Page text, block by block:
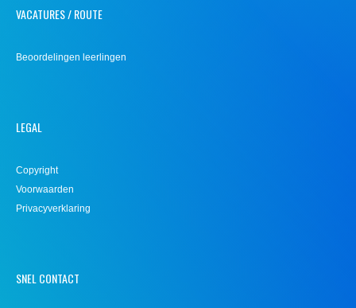
VACATURES / ROUTE
Beoordelingen leerlingen
LEGAL
Copyright
Voorwaarden
Privacyverklaring
SNEL CONTACT